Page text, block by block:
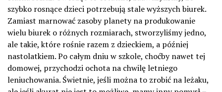
szybko rosnące dzieci potrzebują stale wyższych biurek.
Zamiast marnować zasoby planety na produkowanie
wielu biurek o różnych rozmiarach, stworzyliśmy jedno,
ale takie, które rośnie razem z dzieckiem, a później
nastolatkiem. Po całym dniu w szkole, choćby nawet tej
domowej, przychodzi ochota na chwilę letniego
leniuchowania. Świetnie, jeśli można to zrobić na leżaku,